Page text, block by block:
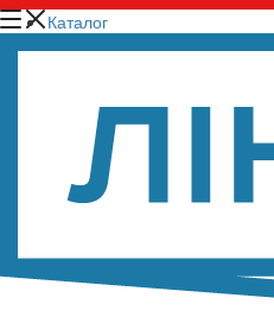
Каталог